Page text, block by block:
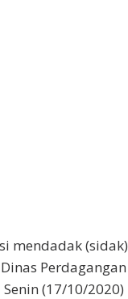
mendadak (sidak)
Perdagangan
(17/10/2020)